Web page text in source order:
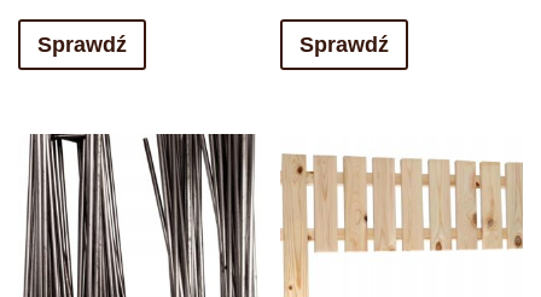
Sprawdź Sprawdź